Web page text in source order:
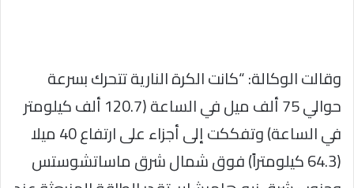
وقالت الوكالة: “كانت الكرة النارية تتحرك بسرعة
حوالي 75 ألف ميل في الساعة (120.7 ألف كيلومتر
في الساعة) وتفككت إلى أجزاء على ارتفاع 40 ميلا
(64.3 كيلومتراً) فوق شمال شرق ماساتشوستس